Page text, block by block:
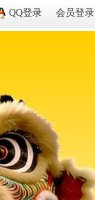
QQ登录 会员登录